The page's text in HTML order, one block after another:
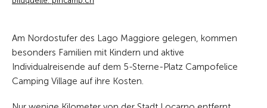
Am Nordostufer des Lago Maggiore gelegen, kommen
besonders Familien mit Kindern und aktive
Individualreisende auf dem 5-Sterne-Platz Campofelice
Camping Village auf ihre Kosten.